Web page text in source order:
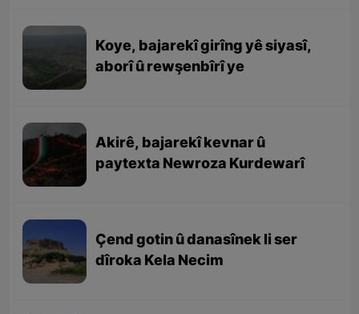
Koye, bajarekî girîng yê siyasî,
aborî û rewşenbîrî ye
Akirê, bajarekî kevnar û
paytexta Newroza Kurdewarî
Çend gotin û danasînek li ser
dîroka Kela Necim